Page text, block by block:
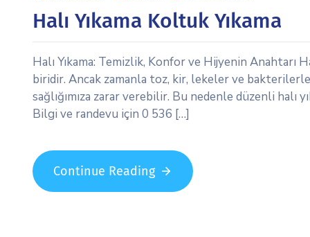
Halı Yıkama Koltuk Yıkama
Halı Yıkama: Temizlik, Konfor ve Hijyenin
biridir. Ancak zamanla toz, kir, lekeler ve
sağlığımıza zarar verebilir. Bu nedenle düzenli halı
Bilgi ve randevu için 0 536 […]
Continue Reading